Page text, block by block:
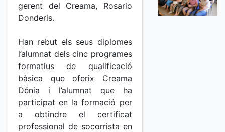
gerent del Creama, Rosario
Donderis.
Han rebut els seus diplomes
l’alumnat dels cinc programes
formatius de qualificació
bàsica que oferix Creama
Dénia i l’alumnat que ha
participat en la formació per
a obtindre el certificat
professional de socorrista en